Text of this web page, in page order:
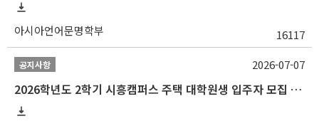
아시아언어문명학부 16117
공지사항
2026학년도 2학기 시흥캠퍼스 주택 대학원생 입주자 모집 안내
2026-07-07